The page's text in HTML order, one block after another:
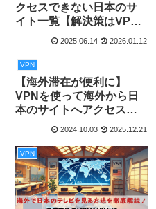
クセスできない日本のサ
イト一覧【解決策はVPN
で制限を回避】
2025.06.14 2026.01.12
VPN
【海外滞在が便利に】
VPNを使って海外から日
本のサイトへアクセスす
る方法を解説
2024.10.03 2025.12.21
VPN